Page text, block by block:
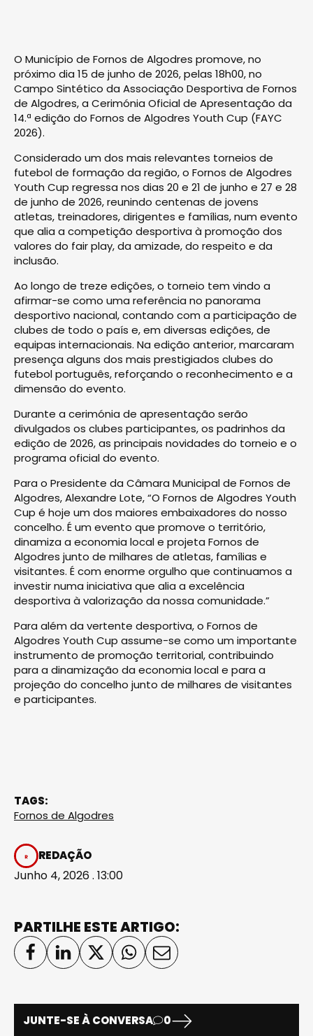
O Município de Fornos de Algodres promove, no
próximo dia 15 de junho de 2026, pelas 18h00, no
Campo Sintético da Associação Desportiva de Fornos
de Algodres, a Cerimónia Oficial de Apresentação da
14.ª edição do Fornos de Algodres Youth Cup (FAYC
2026).
Considerado um dos mais relevantes torneios de
futebol de formação da região, o Fornos de Algodres
Youth Cup regressa nos dias 20 e 21 de junho e 27 e 28
de junho de 2026, reunindo centenas de jovens
atletas, treinadores, dirigentes e famílias, num evento
que alia a competição desportiva à promoção dos
valores do fair play, da amizade, do respeito e da
inclusão.
Ao longo de treze edições, o torneio tem vindo a
afirmar-se como uma referência no panorama
desportivo nacional, contando com a participação de
clubes de todo o país e, em diversas edições, de
equipas internacionais. Na edição anterior, marcaram
presença alguns dos mais prestigiados clubes do
futebol português, reforçando o reconhecimento e a
dimensão do evento.
Durante a cerimónia de apresentação serão
divulgados os clubes participantes, os padrinhos da
edição de 2026, as principais novidades do torneio e o
programa oficial do evento.
Para o Presidente da Câmara Municipal de Fornos de
Algodres, Alexandre Lote, “O Fornos de Algodres Youth
Cup é hoje um dos maiores embaixadores do nosso
concelho. É um evento que promove o território,
dinamiza a economia local e projeta Fornos de
Algodres junto de milhares de atletas, famílias e
visitantes. É com enorme orgulho que continuamos a
investir numa iniciativa que alia a excelência
desportiva à valorização da nossa comunidade.”
Para além da vertente desportiva, o Fornos de
Algodres Youth Cup assume-se como um importante
instrumento de promoção territorial, contribuindo
para a dinamização da economia local e para a
projeção do concelho junto de milhares de visitantes
e participantes.
TAGS:
Fornos de Algodres
REDAÇÃO
Junho 4, 2026 . 13:00
PARTILHE ESTE ARTIGO:
JUNTE-SE À CONVERSA 0